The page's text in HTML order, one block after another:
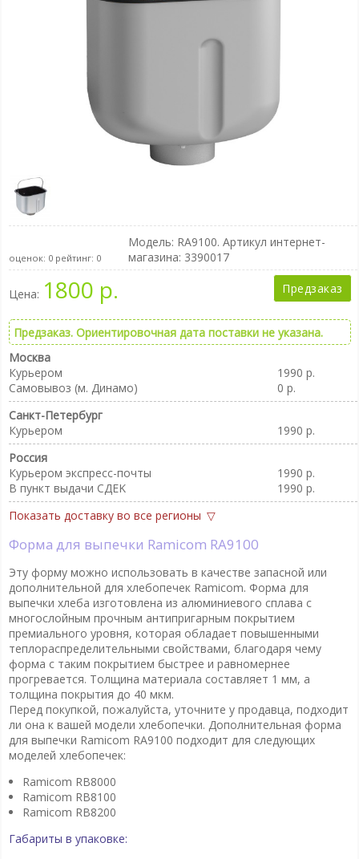
оценок: 0рейтинг: 0
Модель: RA9100. Артикул интернет-
магазина: 3390017
Цена: 1800 р. Предзаказ
Предзаказ. Ориентировочная дата поставки не указана.
Москва
Курьером
1990 р.
Самовывоз (м. Динамо)
0 р.
Санкт-Петербург
Курьером
1990 р.
Россия
Курьером экспресс-почты
1990 р.
В пункт выдачи CДEK
1990 р.
Показать доставку во все регионы
Форма для выпечки Ramicom RA9100
Эту форму можно использовать в качестве запасной или
дополнительной для хлебопечек Ramicom. Форма для
выпечки хлеба изготовлена из алюминиевого сплава с
многослойным прочным антипригарным покрытием
премиального уровня, которая обладает повышенными
теплораспределительными свойствами, благодаря чему
форма с таким покрытием быстрее и равномернее
прогревается. Толщина материала составляет 1 мм, а
толщина покрытия до 40 мкм.
Перед покупкой, пожалуйста, уточните у продавца, подходит
ли она к вашей модели хлебопечки. Дополнительная форма
для выпечки Ramicom RA9100 подходит для следующих
моделей хлебопечек:
Ramicom RB8000
Ramicom RB8100
Ramicom RB8200
Габариты в упаковке: